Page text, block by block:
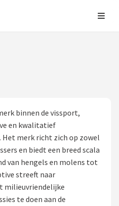
binnen de vissport,
en kwalitatief
merk richt zich op zowel
en biedt een breed scala
van hengels en molens tot
streeft naar
milieuvriendelijke
te doen aan de